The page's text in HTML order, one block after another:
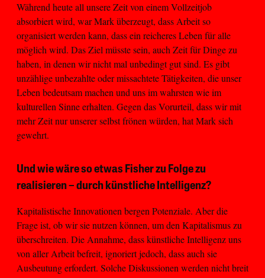
Während heute all unsere Zeit von einem Vollzeitjob
absorbiert wird, war Mark überzeugt, dass Arbeit so
organisiert werden kann, dass ein reicheres Leben für alle
möglich wird. Das Ziel müsste sein, auch Zeit für Dinge zu
haben, in denen wir nicht mal unbedingt gut sind. Es gibt
unzählige unbezahlte oder missachtete Tätigkeiten, die unser
Leben bedeutsam machen und uns im wahrsten wie im
kulturellen Sinne erhalten. Gegen das Vorurteil, dass wir mit
mehr Zeit nur unserer selbst frönen würden, hat Mark sich
gewehrt.
Und wie wäre so etwas Fisher zu Folge zu
realisieren – durch künstliche Intelligenz?
Kapitalistische Innovationen bergen Potenziale. Aber die
Frage ist, ob wir sie nutzen können, um den Kapitalismus zu
überschreiten. Die Annahme, dass künstliche Intelligenz uns
von aller Arbeit befreit, ignoriert jedoch, dass auch sie
Ausbeutung erfordert. Solche Diskussionen werden nicht breit